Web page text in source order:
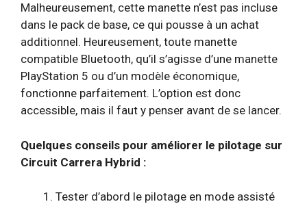
Malheureusement, cette manette n’est pas incluse
dans le pack de base, ce qui pousse à un achat
additionnel. Heureusement, toute manette
compatible Bluetooth, qu’il s’agisse d’une manette
PlayStation 5 ou d’un modèle économique,
fonctionne parfaitement. L’option est donc
accessible, mais il faut y penser avant de se lancer.
Quelques conseils pour améliorer le pilotage sur
Circuit Carrera Hybrid :
Tester d’abord le pilotage en mode assisté